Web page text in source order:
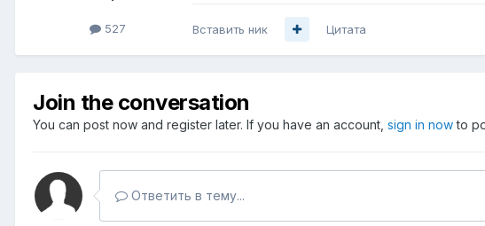
527 Вставить ник Цитата
Join the conversation
You can post now and register later. If you have an account, sign in nowto
Ответить в тему...